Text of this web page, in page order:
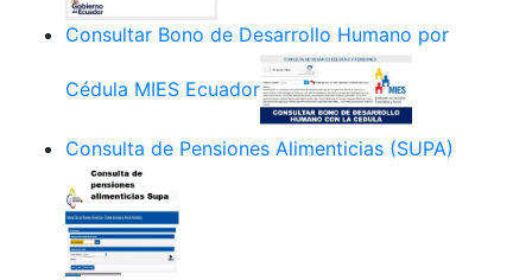
Consultar Bono de Desarrollo Humano por
Cédula MIES Ecuador
Consulta de Pensiones Alimenticias (SUPA)